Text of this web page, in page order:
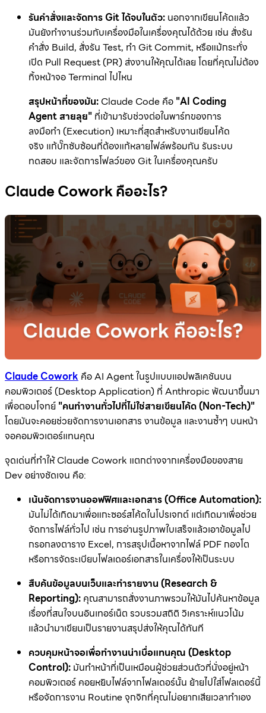
รันคำสั่งและจัดการ Git ได้จบในตัว: นอกจากเขียนโค้ดแล้ว
มันยังทำงานร่วมกับเครื่องมือในเครื่องคุณได้ด้วย เช่น สั่งรัน
คำสั่ง Build, สั่งรัน Test, ทำ Git Commit, หรือแม้กระทั่ง
เปิด Pull Request (PR) ส่งงานให้คุณได้เลย โดยที่คุณไม่ต้อง
ทิ้งหน้าจอ Terminal ไปไหน
สรุปหน้าที่ของมัน: Claude Code คือ "AI Coding
Agent สายลุย" ที่เข้ามารับช่วงต่อในพาร์ทของการ
ลงมือทำ (Execution) เหมาะที่สุดสำหรับงานเขียนโค้ด
จริง แก้บั๊กซับซ้อนที่ต้องแก้หลายไฟล์พร้อมกัน รันระบบ
ทดสอบ และจัดการโฟลว์ของ Git ในเครื่องคุณครับ
Claude Cowork คืออะไร?
Claude Cowork คือ AI Agent ในรูปแบบแอปพลิเคชันบน
คอมพิวเตอร์ (Desktop Application) ที่ Anthropic พัฒนาขึ้นมา
เพื่อตอบโจทย์ "คนทำงานทั่วไปที่ไม่ใช่สายเขียนโค้ด (Non-Tech)"
โดยมันจะคอยช่วยจัดการงานเอกสาร งานข้อมูล และงานซ้ำๆ บนหน้า
จอคอมพิวเตอร์แทนคุณ
จุดเด่นที่ทำให้ Claude Cowork แตกต่างจากเครื่องมือของสาย
Dev อย่างชัดเจน คือ:
เน้นจัดการงานออฟฟิศและเอกสาร (Office Automation):
มันไม่ได้เกิดมาเพื่อแกะซอร์สโค้ดในโปรเจกต์ แต่เกิดมาเพื่อช่วย
จัดการไฟล์ทั่วไป เช่น การอ่านรูปภาพใบเสร็จแล้วเอาข้อมูลไป
กรอกลงตาราง Excel, การสรุปเนื้อหาจากไฟล์ PDF กองโต
หรือการจัดระเบียบโฟลเดอร์เอกสารในเครื่องให้เป็นระบบ
สืบค้นข้อมูลบนเว็บและทำรายงาน (Research &
Reporting): คุณสามารถสั่งงานภาพรวมให้มันไปค้นหาข้อมูล
เรื่องที่สนใจบนอินเทอร์เน็ต รวบรวมสถิติ วิเคราะห์แนวโน้ม
แล้วนำมาเขียนเป็นรายงานสรุปส่งให้คุณได้ทันที
ควบคุมหน้าจอเพื่อทำงานน่าเบื่อแทนคุณ (Desktop
Control): มันทำหน้าที่เป็นเหมือนผู้ช่วยส่วนตัวที่นั่งอยู่หน้า
คอมพิวเตอร์ คอยหยิบไฟล์จากโฟลเดอร์นั้น ย้ายไปใส่โฟลเดอร์นี้
หรือจัดการงาน Routine จุกจิกที่คุณไม่อยากเสียเวลาทำเอง